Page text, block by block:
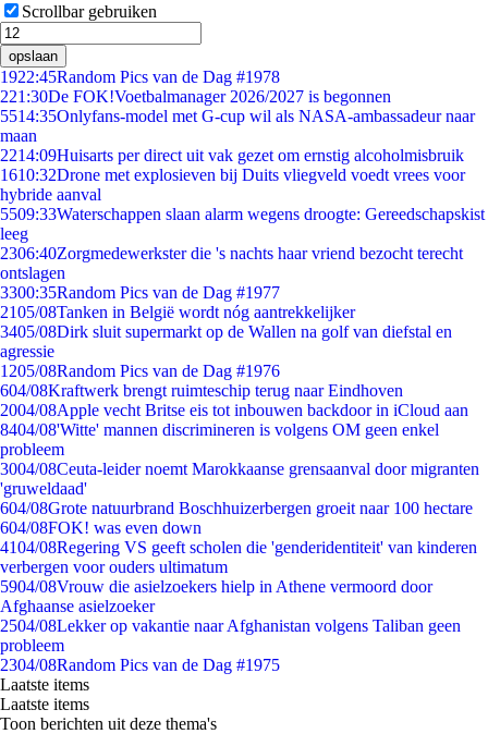
Scrollbar gebruiken
opslaan
1922:45Random Pics van de Dag #1978
221:30De FOK!Voetbalmanager 2026/2027 is begonnen
5514:35Onlyfans-model met G-cup wil als NASA-ambassadeur naar
maan
2214:09Huisarts per direct uit vak gezet om ernstig alcoholmisbruik
1610:32Drone met explosieven bij Duits vliegveld voedt vrees voor
hybride aanval
5509:33Waterschappen slaan alarm wegens droogte: Gereedschapskist
leeg
2306:40Zorgmedewerkster die 's nachts haar vriend bezocht terecht
ontslagen
3300:35Random Pics van de Dag #1977
2105/08Tanken in België wordt nóg aantrekkelijker
3405/08Dirk sluit supermarkt op de Wallen na golf van diefstal en
agressie
1205/08Random Pics van de Dag #1976
604/08Kraftwerk brengt ruimteschip terug naar Eindhoven
2004/08Apple vecht Britse eis tot inbouwen backdoor in iCloud aan
8404/08'Witte' mannen discrimineren is volgens OM geen enkel
probleem
3004/08Ceuta-leider noemt Marokkaanse grensaanval door migranten
'gruweldaad'
604/08Grote natuurbrand Boschhuizerbergen groeit naar 100 hectare
604/08FOK! was even down
4104/08Regering VS geeft scholen die 'genderidentiteit' van kinderen
verbergen voor ouders ultimatum
5904/08Vrouw die asielzoekers hielp in Athene vermoord door
Afghaanse asielzoeker
2504/08Lekker op vakantie naar Afghanistan volgens Taliban geen
probleem
2304/08Random Pics van de Dag #1975
Laatste items
Laatste items
Toon berichten uit deze thema's